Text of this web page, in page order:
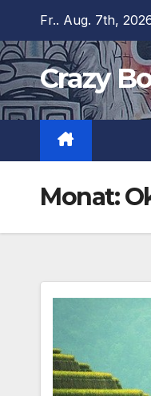
springen
Fr.. Aug. 7th,
Crazy
Monat: